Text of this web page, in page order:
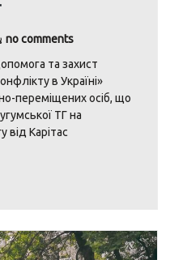
no comments
та захист
в Україні»
переміщених осіб, що
ТГ на
від Карітас